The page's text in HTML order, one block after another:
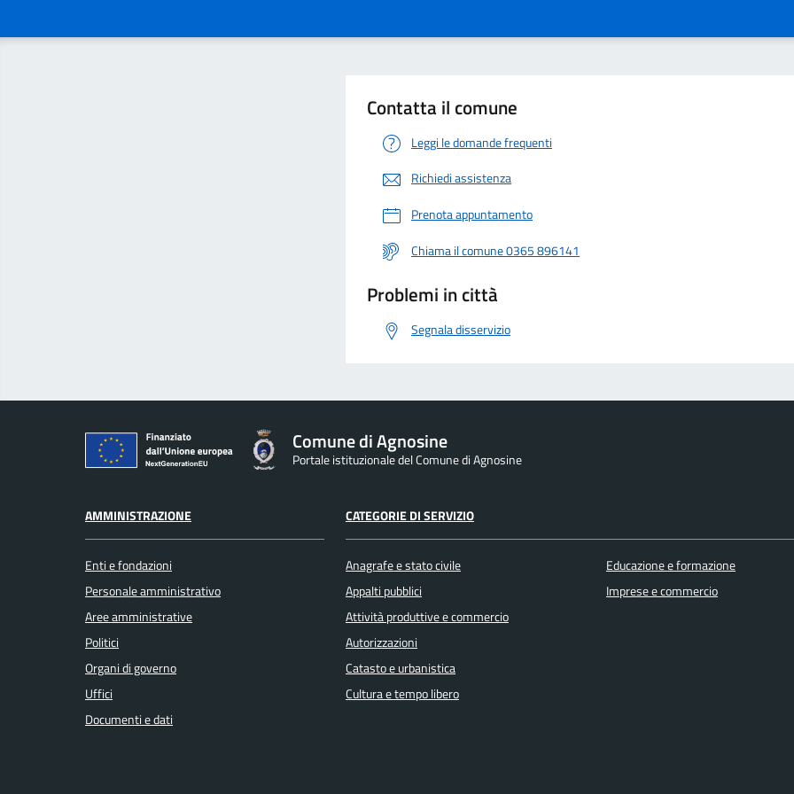
Contatta il comune
Leggi le domande frequenti
Richiedi assistenza
Prenota appuntamento
Chiama il comune 0365 896141
Problemi in città
Segnala disservizio
Comune di Agnosine
Portale istituzionale del Comune di Agnosine
AMMINISTRAZIONE
Enti e fondazioni
Personale amministrativo
Aree amministrative
Politici
Organi di governo
Uffici
Documenti e dati
CATEGORIE DI SERVIZIO
Anagrafe e stato civile
Appalti pubblici
Attività produttive e commercio
Autorizzazioni
Catasto e urbanistica
Cultura e tempo libero
Educazione e formazione
Imprese e commercio